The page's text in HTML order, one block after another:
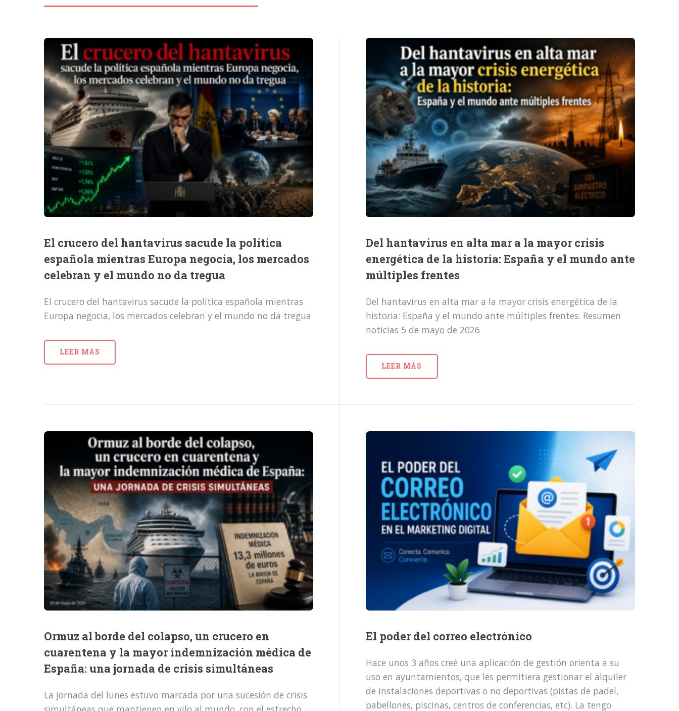
El crucero del hantavirus sacude la política
española mientras Europa negocia, los mercados
celebran y el mundo no da tregua
El crucero del hantavirus sacude la política española mientras
Europa negocia, los mercados celebran y el mundo no da tregua
LEER MÁS
Del hantavirus en alta mar a la mayor crisis
energética de la historia: España y el mundo ante
múltiples frentes
Del hantavirus en alta mar a la mayor crisis energética de la
historia: España y el mundo ante múltiples frentes. Resumen
noticias 5 de mayo de 2026
LEER MÁS
Ormuz al borde del colapso, un crucero en
cuarentena y la mayor indemnización médica de
España: una jornada de crisis simultáneas
La jornada del lunes estuvo marcada por una sucesión de crisis
El poder del correo electrónico
Hace unos 3 años creé una aplicación de gestión orienta a su
uso en ayuntamientos, que les permitiera gestionar el alquiler
de instalaciones deportivas o no deportivas (pistas de padel,
pabellones, piscinas, centros de conferencias, etc). La tengo